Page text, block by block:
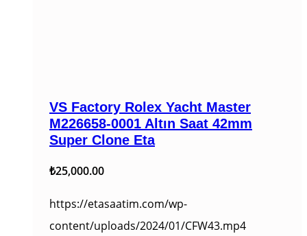
VS Factory Rolex Yacht Master
M226658-0001 Altın Saat 42mm
Super Clone Eta
₺25,000.00
https://etasaatim.com/wp-
content/uploads/2024/01/CFW43.mp4